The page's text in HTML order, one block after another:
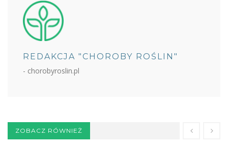
REDAKCJA "CHOROBY ROŚLIN"
- chorobyroslin.pl
ZOBACZ RÓWNIEŻ